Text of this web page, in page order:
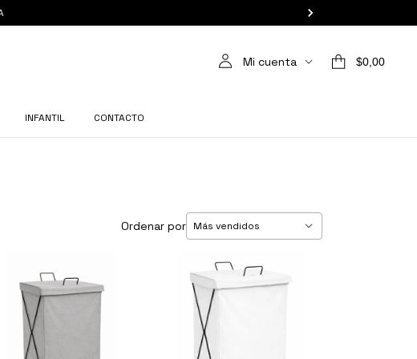
Mi cuenta $0,00
INFANTIL CONTACTO
Ordenar por